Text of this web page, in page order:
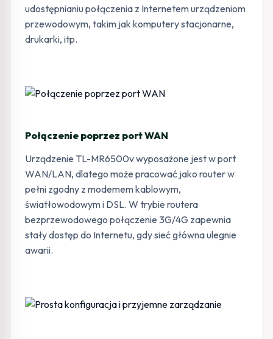
udostępnianiu połączenia z Internetem urządzeniom
przewodowym, takim jak komputery stacjonarne,
drukarki, itp.
Połączenie poprzez port WAN
Urządzenie TL-MR6500v wyposażone jest w port
WAN/LAN, dlatego może pracować jako router w
pełni zgodny z modemem kablowym,
światłowodowym i DSL. W trybie routera
bezprzewodowego połączenie 3G/4G zapewnia
stały dostęp do Internetu, gdy sieć główna ulegnie
awarii.